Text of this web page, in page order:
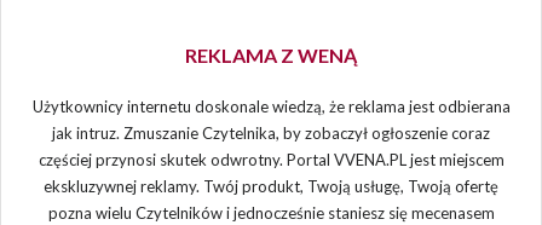
REKLAMA Z WENĄ
Użytkownicy internetu doskonale wiedzą, że reklama jest odbierana
jak intruz. Zmuszanie Czytelnika, by zobaczył ogłoszenie coraz
częściej przynosi skutek odwrotny. Portal VVENA.PL jest miejscem
ekskluzywnej reklamy. Twój produkt, Twoją usługę, Twoją ofertę
pozna wielu Czytelników i jednocześnie staniesz się mecenasem